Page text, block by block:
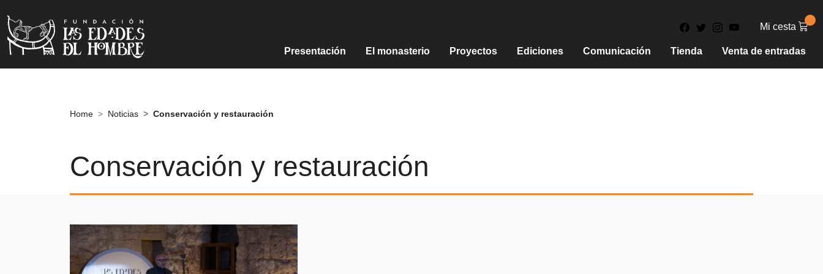
Mi cesta
Presentación El monasterio Proyectos Ediciones Comunicación Tienda Venta de entradas
Home Noticias Conservación y restauración
Conservación y restauración